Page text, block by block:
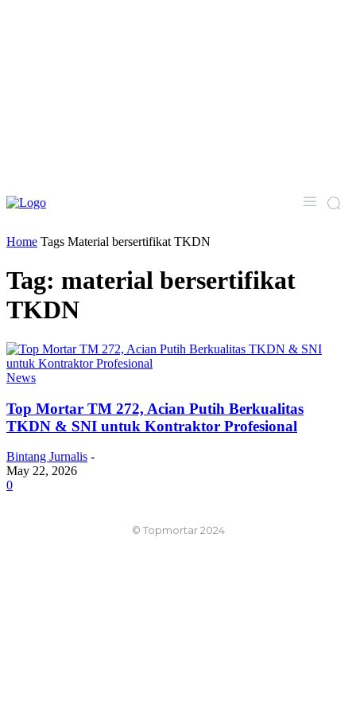
Home Tags Material bersertifikat TKDN
Tag: material bersertifikat
TKDN
News
Top Mortar TM 272, Acian Putih Berkualitas
TKDN & SNI untuk Kontraktor Profesional
Bintang Jurnalis -
May 22, 2026
0
© Topmortar 2024